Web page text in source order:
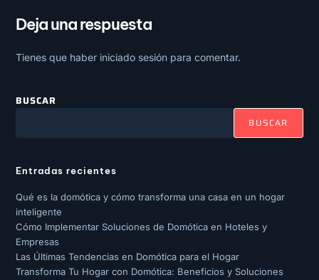
Deja una respuesta
Tienes que haber iniciado sesión para comentar.
BUSCAR
BUSCAR
Entradas recientes
Qué es la domótica y cómo transforma una casa en un hogar
inteligente
Cómo Implementar Soluciones de Domótica en Hoteles y
Empresas
Las Últimas Tendencias en Domótica para el Hogar
Transforma Tu Hogar con Domótica: Beneficios y Soluciones